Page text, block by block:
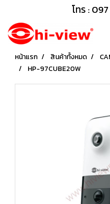
โทร :
หน้าแรก สินค้าทั้งหมด
HP-97CUBE20W